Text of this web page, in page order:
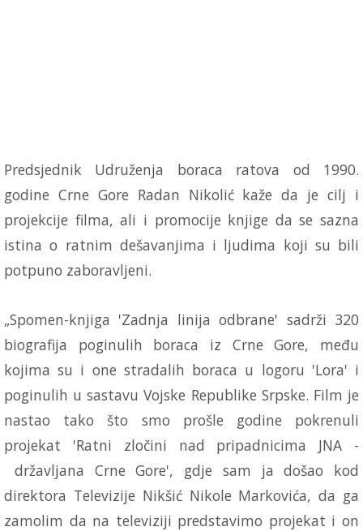
Predsjednik Udruženja boraca ratova od 1990.
godine Crne Gore Radan Nikolić kaže da je cilj i
projekcije filma, ali i promocije knjige da se sazna
istina o ratnim dešavanjima i ljudima koji su bili
potpuno zaboravljeni.
„Spomen-knjiga 'Zadnja linija odbrane' sadrži 320
biografija poginulih boraca iz Crne Gore, među
kojima su i one stradalih boraca u logoru 'Lora' i
poginulih u sastavu Vojske Republike Srpske. Film je
nastao tako što smo prošle godine pokrenuli
projekat 'Ratni zločini nad pripadnicima JNA -
državljana Crne Gore', gdje sam ja došao kod
direktora Televizije Nikšić Nikole Markovića, da ga
zamolim da na televiziji predstavimo projekat i on